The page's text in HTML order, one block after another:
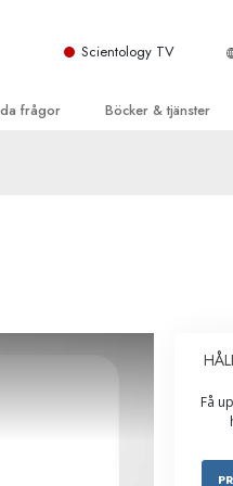
Scientology TV
frågor Böcker & tjänster
tjänster
Integritet och ärlighet
Få